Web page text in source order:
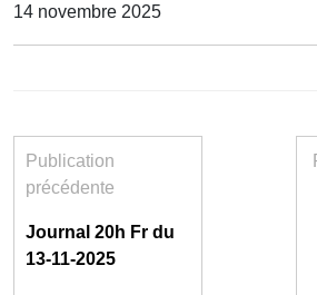
14 novembre 2025
Publication
précédente
Journal 20h Fr du
13-11-2025